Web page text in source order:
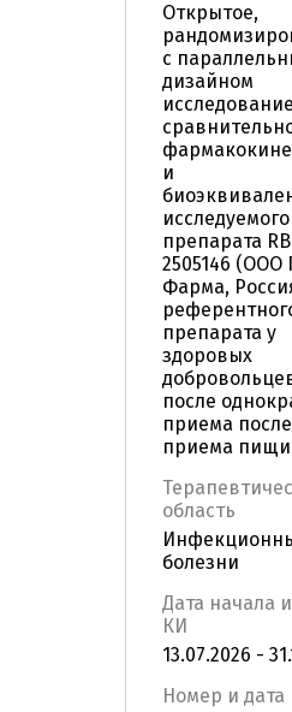
Открытое,
с
дизайном
исследование
и
исследуемого
препарата
2505146 (ООО
Фарма,
препарата у
здоровых
после
приема после
приема пищи
область
болезни
Дата начала
КИ
13.07.2026 -
Номер и дата